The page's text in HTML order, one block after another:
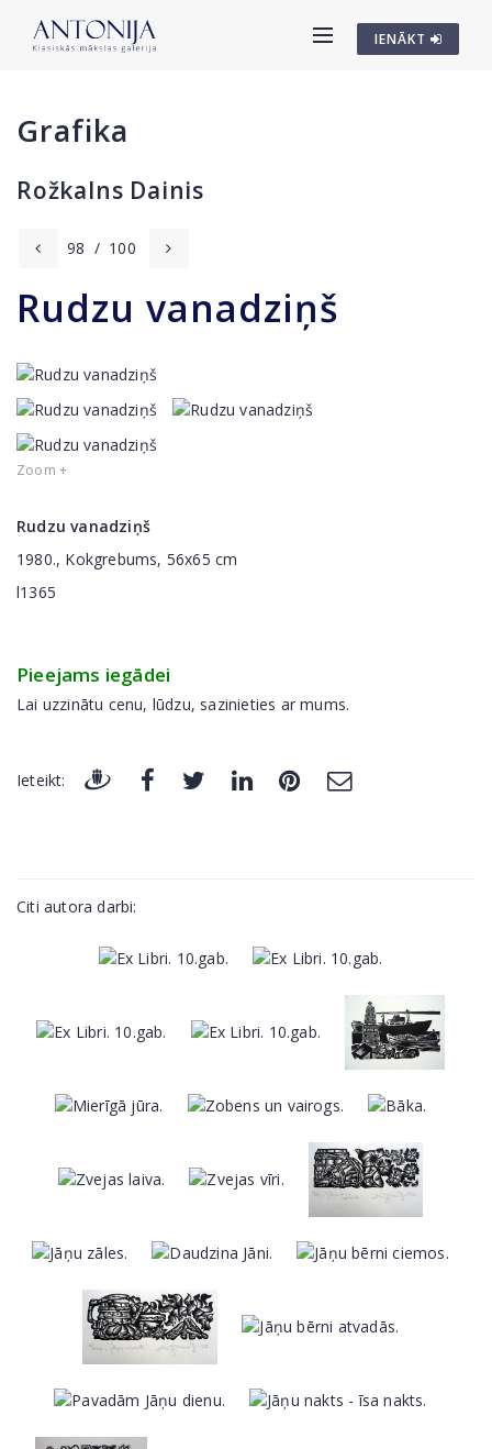
IENĀKT
Grafika
Rožkalns Dainis
98 / 100
Rudzu vanadziņš
Zoom +
Rudzu vanadziņš
1980., Kokgrebums, 56x65 cm
l1365
Pieejams iegādei
Lai uzzinātu cenu, lūdzu, sazinieties ar mums.
Ieteikt:
Citi autora darbi: